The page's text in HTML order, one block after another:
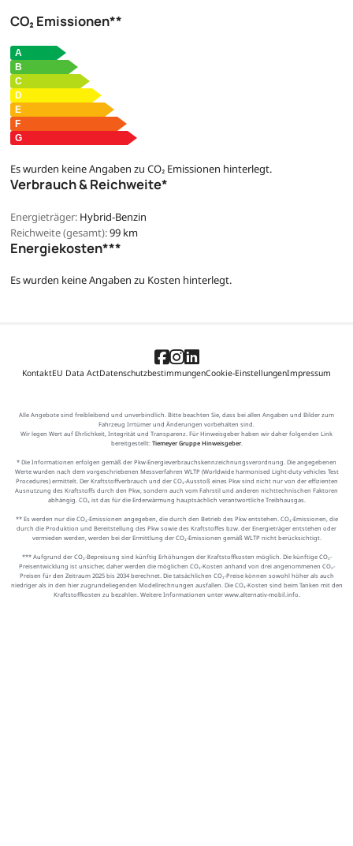
CO₂ Emissionen**
Es wurden keine Angaben zu CO₂ Emissionen hinterlegt.
Verbrauch & Reichweite*
Energieträger: Hybrid-Benzin
Reichweite (gesamt):99 km
Energiekosten***
Es wurden keine Angaben zu Kosten hinterlegt.
KontaktEU Data ActDatenschutzbestimmungenCookie-EinstellungenImpressum
Alle Angebote sind freibleibend und unverbindlich. Bitte beachten Sie, dass bei allen Angaben und Bilder zum
Fahrzeug Irrtümer und Änderungen vorbehalten sind.
Wir legen Wert auf Ehrlichkeit, Integrität und Transparenz. Für Hinweisgeber haben wir daher folgenden Link
bereitgestellt: Tiemeyer Gruppe Hinweisgeber.
* Die Informationen erfolgen gemäß der Pkw-Energieverbrauchskennzeichnungsverordnung. Die angegebenen
Werte wurden nach dem vorgeschriebenen Messverfahren WLTP (Worldwide harmonised Light-duty vehicles Test
Procedures) ermittelt. Der Kraftstoffverbrauch und der CO₂-Ausstoß eines Pkw sind nicht nur von der effizienten
Ausnutzung des Kraftstoffs durch den Pkw, sondern auch vom Fahrstil und anderen nichttechnischen Faktoren
abhängig. CO₂ ist das für die Erderwärmung hauptsächlich verantwortliche Treibhausgas.
** Es werden nur die CO₂-Emissionen angegeben, die durch den Betrieb des Pkw entstehen. CO₂-Emissionen, die
durch die Produktion und Bereitstellung des Pkw sowie des Kraftstoffes bzw. der Energieträger entstehen oder
vermieden werden, werden bei der Ermittlung der CO₂-Emissionen gemäß WLTP nicht berücksichtigt.
*** Aufgrund der CO₂-Bepreisung sind künftig Erhöhungen der Kraftstoffkosten möglich. Die künftige CO₂-
Preisentwicklung ist unsicher, daher werden die möglichen CO₂-Kosten anhand von drei angenommenen CO₂-
Preisen für den Zeitraum 2025 bis 2034 berechnet. Die tatsächlichen CO₂-Preise können sowohl höher als auch
niedriger als in den hier zugrundeliegenden Modellrechnungen ausfallen. Die CO₂-Kosten sind beim Tanken mit den
Kraftstoffkosten zu bezahlen. Weitere Informationen unter www.alternativ-mobil.info.